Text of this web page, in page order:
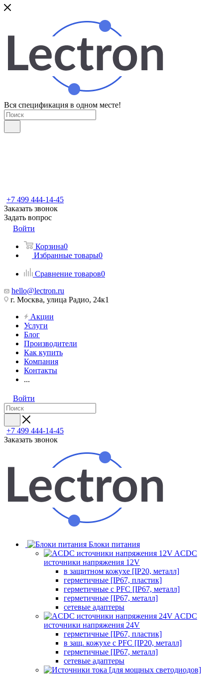
Вся спецификация в одном месте!
+7 499 444-14-45
Заказать звонок
Задать вопрос
Войти
Корзина0
Избранные товары0
Сравнение товаров0
hello@lectron.ru
г. Москва, улица Радио, 24к1
Акции
Услуги
Блог
Производители
Как купить
Компания
Контакты
...
Войти
+7 499 444-14-45
Заказать звонок
Блоки питания
ACDC
источники напряжения 12V
в защитном кожухе [IP20, металл]
герметичные [IP67, пластик]
герметичные с PFC [IP67, металл]
герметичные [IP67, металл]
сетевые адаптеры
ACDC
источники напряжения 24V
герметичные [IP67, пластик]
в защ. кожухе с PFC [IP20, металл]
герметичные [IP67, металл]
сетевые адаптеры